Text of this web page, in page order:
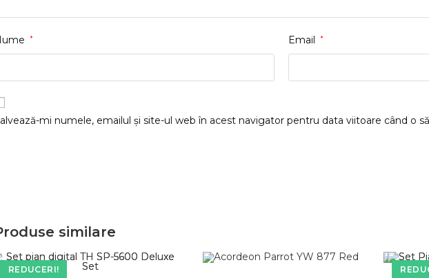
* Email *
mi numele, emailul și site-ul web în acest navigator pentru data viitoare când o
similare
REDUCERI!